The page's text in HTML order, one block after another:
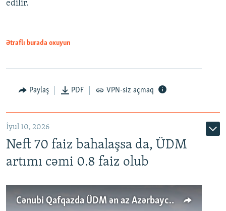
edilir.
Ətraflı burada oxuyun
Paylaş PDF VPN-siz açmaq
İyul 10, 2026
Neft 70 faiz bahalaşsa da, ÜDM
artımı cəmi 0.8 faiz olub
Cənubi Qafqazda ÜDM ən az Azərbaycanda artır: Qonşuları niyə Bakını qabaqlaya bilir?